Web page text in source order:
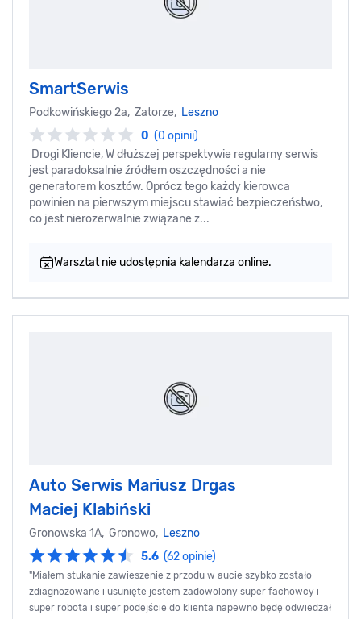
SmartSerwis
Podkowińskiego 2a, Zatorze, Leszno
0 (0 opinii)
Drogi Kliencie, W dłuższej perspektywie regularny serwis
jest paradoksalnie źródłem oszczędności a nie
generatorem kosztów. Oprócz tego każdy kierowca
powinien na pierwszym miejscu stawiać bezpieczeństwo,
co jest nierozerwalnie związane z...
Warsztat nie udostępnia kalendarza online.
Auto Serwis Mariusz Drgas
Maciej Klabiński
Gronowska 1A, Gronowo, Leszno
5.6 (62 opinie)
"Miałem stukanie zawieszenie z przodu w aucie szybko zostało
zdiagnozowane i usunięte jestem zadowolony super fachowcy i
super robota i super podejście do klienta napewno będę odwiedzał